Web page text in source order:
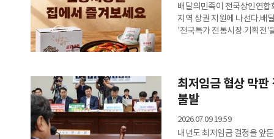
배달의민족이 전국상인연합
지역 상권 지원에 나선다.배
'전국특가 전통시장 기획전'
등 18종을 최대 60% 할인
도라지청 등
최저임금 협상 막
불발
2026.07.09 19:59
내년도 최저임금 결정을 앞